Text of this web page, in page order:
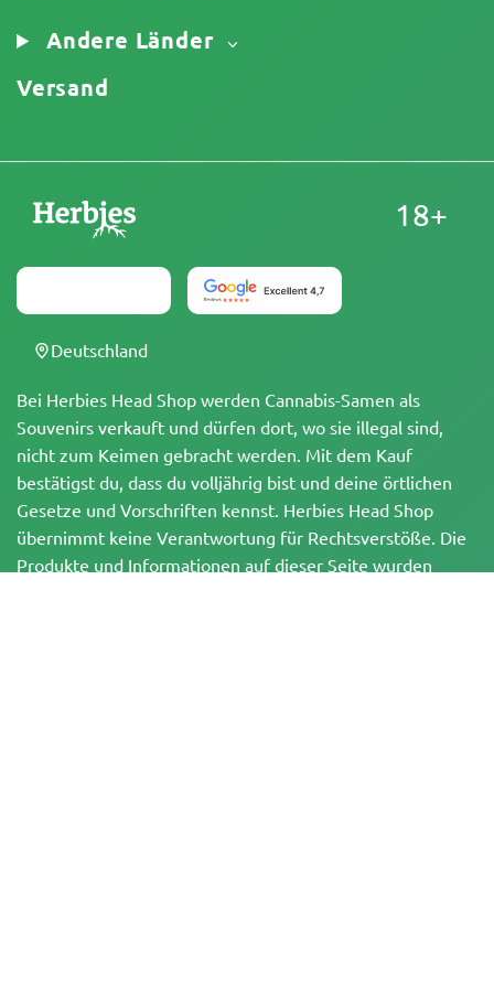
Andere Länder
Versand
Bei Herbies Head Shop werden Cannabis-Samen als
Souvenirs verkauft und dürfen dort, wo sie illegal sind,
nicht zum Keimen gebracht werden. Mit dem Kauf
bestätigst du, dass du volljährig bist und deine örtlichen
Gesetze und Vorschriften kennst. Herbies Head Shop
übernimmt keine Verantwortung für Rechtsverstöße. Die
Produkte und Informationen auf dieser Seite wurden
18+
Deutschland